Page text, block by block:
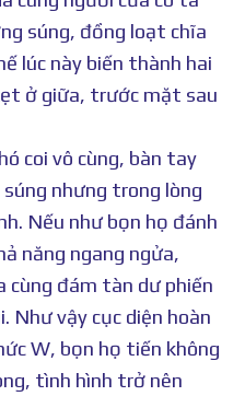
súng, đồng loạt chĩa
lúc này biến thành hai
ở giữa, trước mặt sau
coi vô cùng, bàn tay
nhưng trong lòng
Nếu như bọn họ đánh
năng ngang ngửa,
cùng đám tàn dư phiến
Như vậy cục diện hoàn
W, bọn họ tiến không
tình hình trở nên